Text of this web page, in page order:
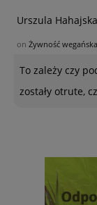
Urszula Hahajska
on Żywność
To zależy czy
zostały otrute,